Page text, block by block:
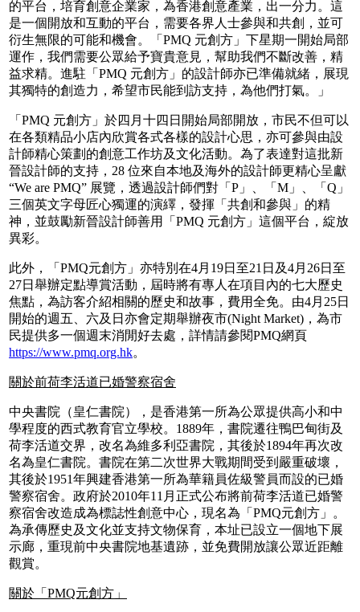
的平台，培育創意企業家，為香港創意產業，出一分力。這
是一個開放和互動的平台，需要各界人士參與和共創，並可
衍生無限的可能和機會。「PMQ 元創方」下星期一開始局部
運作，我們需要公眾給予寶貴意見，幫助我們不斷改善，精
益求精。進駐「PMQ 元創方」的設計師亦已準備就緒，展現
其獨特的創造力，希望市民能到訪支持，為他們打氣。」
「PMQ 元創方」於四月十四日開始局部開放，市民不但可以
在各類精品小店內欣賞各式各樣的設計心思，亦可參與由設
計師精心策劃的創意工作坊及文化活動。為了表達對這批新
晉設計師的支持，28 位來自本地及海外的設計師更精心呈獻
“We are PMQ” 展覽，透過設計師們對「P」、「M」、「Q」
三個英文字母匠心獨運的演繹，發揮「共創和參與」的精
神，並鼓勵新晉設計師善用「PMQ 元創方」這個平台，綻放
異彩。
此外，「PMQ元創方」亦特別在4月19日至21日及4月26日至
27日舉辦定點導賞活動，屆時將有專人在項目內的七大歷史
焦點，為訪客介紹相關的歷史和故事，費用全免。由4月25日
開始的週五、六及日亦會定期舉辦夜市(Night Market)，為市
民提供多一個週末消閒好去處，詳情請參閱PMQ網頁
https://www.pmq.org.hk。
關於前荷李活道已婚警察宿舍
中央書院（皇仁書院），是香港第一所為公眾提供高小和中
學程度的西式教育官立學校。1889年，書院遷往鴨巴甸街及
荷李活道交界，改名為維多利亞書院，其後於1894年再次改
名為皇仁書院。書院在第二次世界大戰期間受到嚴重破壞，
其後於1951年興建香港第一所為華籍員佐級警員而設的已婚
警察宿舍。政府於2010年11月正式公布將前荷李活道已婚警
察宿舍改造成為標誌性創意中心，現名為「PMQ元創方」。
為承傳歷史及文化並支持文物保育，本址已設立一個地下展
示廊，重現前中央書院地基遺跡，並免費開放讓公眾近距離
觀賞。
關於「PMQ元創方」